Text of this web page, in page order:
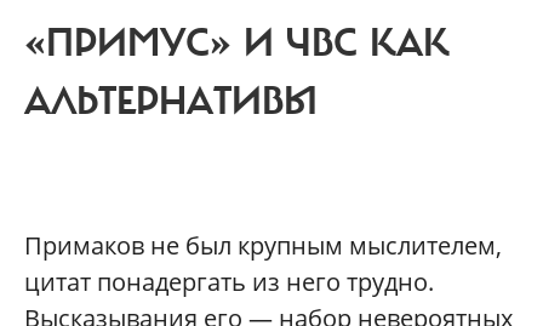
«ПРИМУС» И ЧВС КАК
АЛЬТЕРНАТИВЫ
Примаков не был крупным мыслителем,
цитат понадергать из него трудно.
Высказывания его — набор невероятных